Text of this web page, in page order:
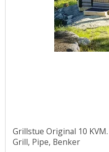
Grillstue Original 10
Grill, Pipe, Benker